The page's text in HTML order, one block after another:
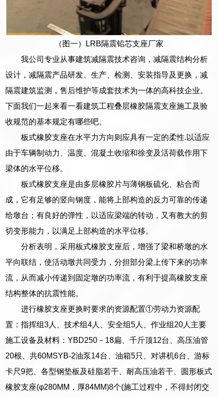
（图一）LRB隔震铅芯支座厂家
我公司专业从事建筑减隔震技术咨询，减隔震结构分析
设计，减隔震产品研发、生产、检测、安装指导及更换，减
隔震建筑监测，售后维护等成套技术为一体的高科技企业。
下面我们一起来看一看建筑工程叠层橡胶隔震支座施工及验
收规范的基本规定有哪些吧。
板式橡胶支座在水平力方向则应具有一定的柔性.以适应
由于车辆制动力、温度、混凝土收缩和徐变及活荷载作用下
梁体的水平位移。
板式橡胶支座是由多层橡胶片与薄钢板硫化、粘合而
成，它有足够的竖向钢度，能将上部构造的反力可靠的传递
给墩台；有良好的弹性，以适应梁端的转动，又有教大的剪
切变形能力，以满足上部构造的水平位移。
分析表明，采用板式橡胶支座后，增强了梁和桥墩的水
平向联结，使活动墩共同受力，分担部分梁上传下来的功率
流，从而减小传递到固定墩的功率流，有利于提高橡胶支座
结构整体的抗震性能。
进行橡胶支座更换时要求的资源配置①劳动力资源配
置：指挥组3人、技术组4人、安全组5人、作业组20人主要
施工设备及材料：YBD250－18扁、千斤顶12台、高压油管
20根、共60MSYB-2油泵14台、油箱5只、对讲机6台、游标
卡尺9把、各型钢垫板及硅脂若干、耐高压油若干、圆形板式
橡胶支座(φ280MM，厚84MM)8个(施工过程中，不得封闭交